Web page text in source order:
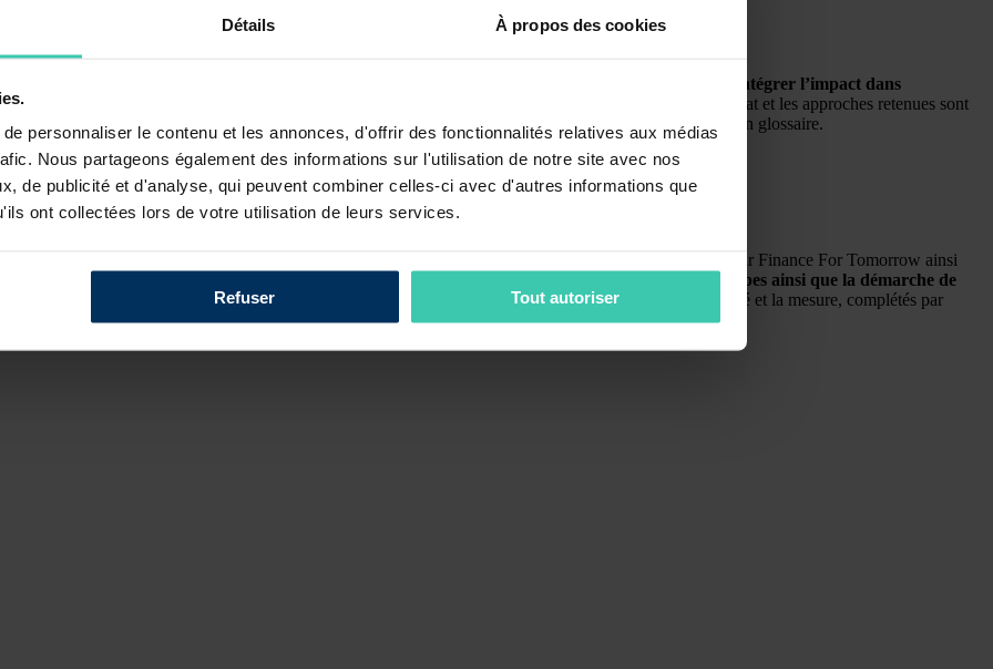
Détails À propos des cookies
personnaliser le contenu et les annonces, d'offrir des fonctionnalités relatives aux médias
Nous partageons également des informations sur l'utilisation de notre site avec nos
de publicité et d'analyse, qui peuvent combiner celles-ci avec d'autres informations que
ont collectées lors de votre utilisation de leurs services.
Refuser Tout autoriser
d’un fonds à la transformation durable
constitue un outil utile et pédagogique permettant d’intégrer l’impact dans
évoque successivement le contexte, les objectifs et la méthode de sa co-construction ; les points de débat et les approches retenues sont
complétés par des consignes de remplissage, des explications pour chacune des questions ainsi qu’un glossaire.
élaborée en septembre 2021 dans le cadre des travaux du Groupe de Place Impact coordonnés par Finance For Tomorrow ainsi
transformation durable :
tout investisseur signataire de la Charte s’engage à respecter ses 10 principes ainsi que la démarche de
. Ces 10 principes s’articulent autour des 3 piliers de l’impact que sont l’intentionnalité, l’additionnalité et la mesure, complétés par